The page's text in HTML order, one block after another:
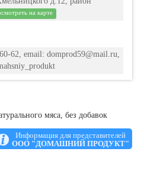
на карте
62, email: domprod59@mail.ru,
мяса, без добавок
Информация для представителей
ООО "ДОМАШНИЙ ПРОДУКТ"